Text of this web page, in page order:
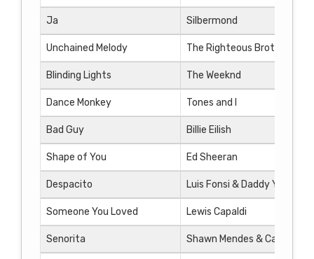
Ja Silbermond
Unchained Melody The Righteous Brothers
Blinding Lights The Weeknd
Dance Monkey Tones and I
Bad Guy Billie Eilish
Shape of You Ed Sheeran
Despacito Luis Fonsi & Daddy Yankee
Someone You Loved Lewis Capaldi
Senorita Shawn Mendes & Camila